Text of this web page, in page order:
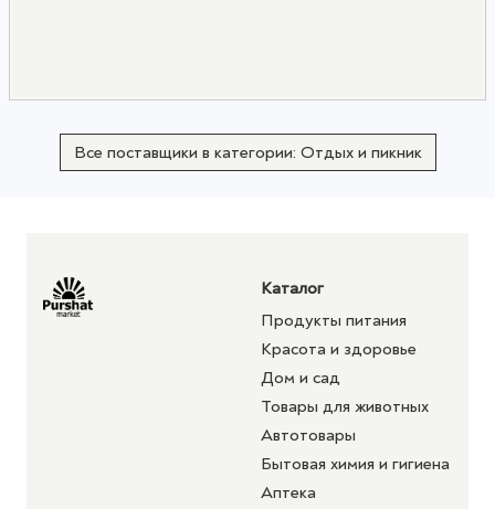
Все поставщики в категории: Отдых и пикник
Каталог
Продукты питания
Красота и здоровье
Дом и сад
Товары для животных
Автотовары
Бытовая химия и гигиена
Аптека